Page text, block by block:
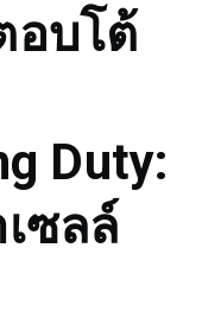
อบโต้
Duty:
ซลล์